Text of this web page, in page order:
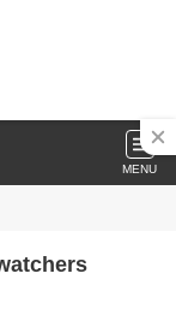
MENU